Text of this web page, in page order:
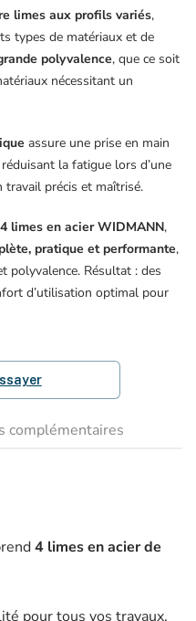
limes aux profils variés,
types de matériaux et de
polyvalence, que ce soit
nécessitant un
assure une prise en main
la fatigue lors d’une
précis et maîtrisé.
limes en acier WIDMANN,
pratique et performante,
polyvalence. Résultat : des
d’utilisation optimal pour
complémentaires
4 limes en acier de
pour tous vos travaux.